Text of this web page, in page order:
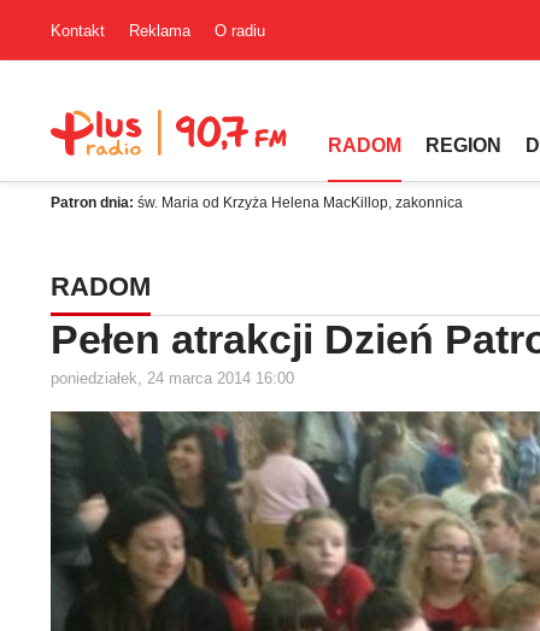
Kontakt Reklama O radiu
RADOM REGION
Patron dnia: św. Maria od Krzyża Helena MacKillop, zakonnica
RADOM
Pełen atrakcji Dzień
poniedziałek, 24 marca 2014 16:00